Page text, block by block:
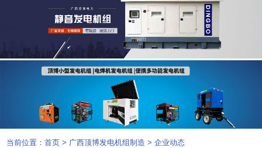
当前位置：首页 > 广西顶博发电机组制造 >企业动态